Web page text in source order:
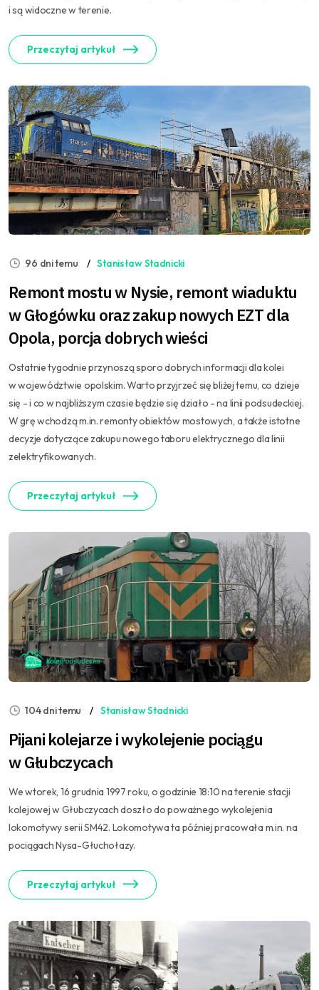
i są widoczne w terenie.
Przeczytaj artykuł
96 dni temu Stanisław Stadnicki
Remont mostu w Nysie, remont wiaduktu
w Głogówku oraz zakup nowych EZT dla
Opola, porcja dobrych wieści
Ostatnie tygodnie przynoszą sporo dobrych informacji dla kolei
w województwie opolskim. Warto przyjrzeć się bliżej temu, co dzieje
się - i co w najbliższym czasie będzie się działo - na linii podsudeckiej.
W grę wchodzą m.in. remonty obiektów mostowych, a także istotne
decyzje dotyczące zakupu nowego taboru elektrycznego dla linii
zelektryfikowanych.
Przeczytaj artykuł
104 dni temu Stanisław Stadnicki
Pijani kolejarze i wykolejenie pociągu
w Głubczycach
We wtorek, 16 grudnia 1997 roku, o godzinie 18:10 na terenie stacji
kolejowej w Głubczycach doszło do poważnego wykolejenia
lokomotywy serii SM42. Lokomotywa ta później pracowała m.in. na
pociągach Nysa-Głuchołazy.
Przeczytaj artykuł